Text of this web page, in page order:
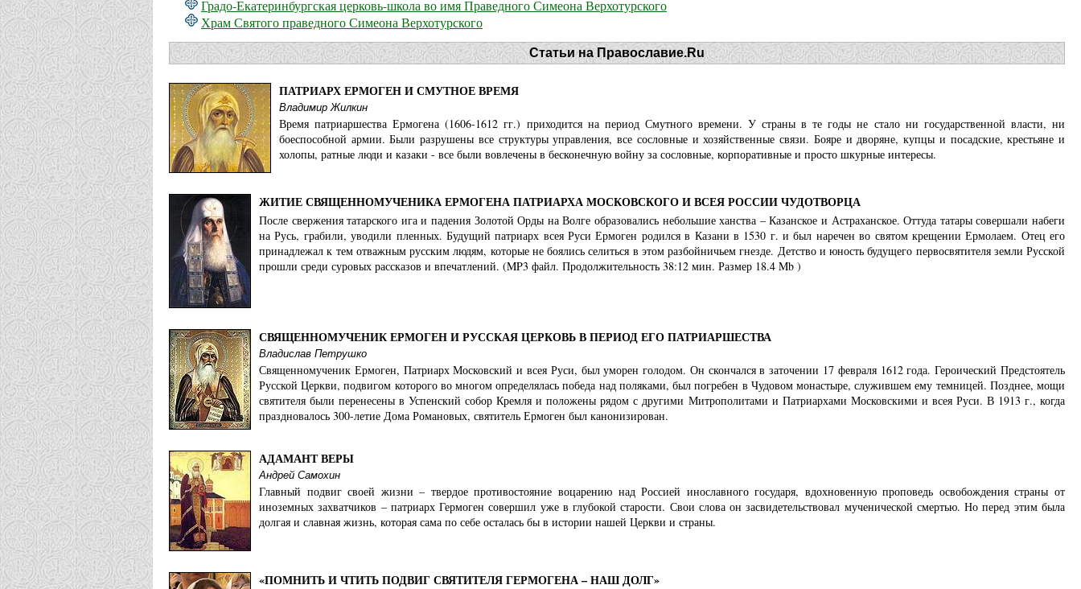
Градо-Екатеринбургская церковь-школа во имя Праведного Симеона Верхотурского
Храм Святого праведного Симеона Верхотурского
Статьи на Православие.Ru
ПАТРИАРХ ЕРМОГЕН И СМУТНОЕ ВРЕМЯ
Владимир Жилкин
Время патриаршества Ермогена (1606-1612 гг.) приходится на период Смутного времени. У страны в те годы не стало ни государственной власти, ни
боеспособной армии. Были разрушены все структуры управления, все сословные и хозяйственные связи. Бояре и дворяне, купцы и посадские, крестьяне и
холопы, ратные люди и казаки - все были вовлечены в бесконечную войну за сословные, корпоративные и просто шкурные интересы.
ЖИТИЕ СВЯЩЕННОМУЧЕНИКА ЕРМОГЕНА ПАТРИАРХА МОСКОВСКОГО И ВСЕЯ РОССИИ ЧУДОТВОРЦА
После свержения татарского ига и падения Золотой Орды на Волге образовались небольшие ханства – Казанское и Астраханское. Оттуда татары совершали набеги
на Русь, грабили, уводили пленных. Будущий патриарх всея Руси Ермоген родился в Казани в 1530 г. и был наречен во святом крещении Ермолаем. Отец его
принадлежал к тем отважным русским людям, которые не боялись селиться в этом разбойничьем гнезде. Детство и юность будущего первосвятителя земли Русской
прошли среди суровых рассказов и впечатлений. (MP3 файл. Продолжительность 38:12 мин. Размер 18.4 Mb )
СВЯЩЕННОМУЧЕНИК ЕРМОГЕН И РУССКАЯ ЦЕРКОВЬ В ПЕРИОД ЕГО ПАТРИАРШЕСТВА
Владислав Петрушко
Священномученик Ермоген, Патриарх Московский и всея Руси, был уморен голодом. Он скончался в заточении 17 февраля 1612 года. Героический Предстоятель
Русской Церкви, подвигом которого во многом определялась победа над поляками, был погребен в Чудовом монастыре, служившем ему темницей. Позднее, мощи
святителя были перенесены в Успенский собор Кремля и положены рядом с другими Митрополитами и Патриархами Московскими и всея Руси. В 1913 г., когда
праздновалось 300-летие Дома Романовых, святитель Ермоген был канонизирован.
АДАМАНТ ВЕРЫ
Андрей Самохин
Главный подвиг своей жизни – твердое противостояние воцарению над Россией инославного государя, вдохновенную проповедь освобождения страны от
иноземных захватчиков – патриарх Гермоген совершил уже в глубокой старости. Свои слова он засвидетельствовал мученической смертью. Но перед этим была
долгая и славная жизнь, которая сама по себе осталась бы в истории нашей Церкви и страны.
«ПОМНИТЬ И ЧТИТЬ ПОДВИГ СВЯТИТЕЛЯ ГЕРМОГЕНА – НАШ ДОЛГ»